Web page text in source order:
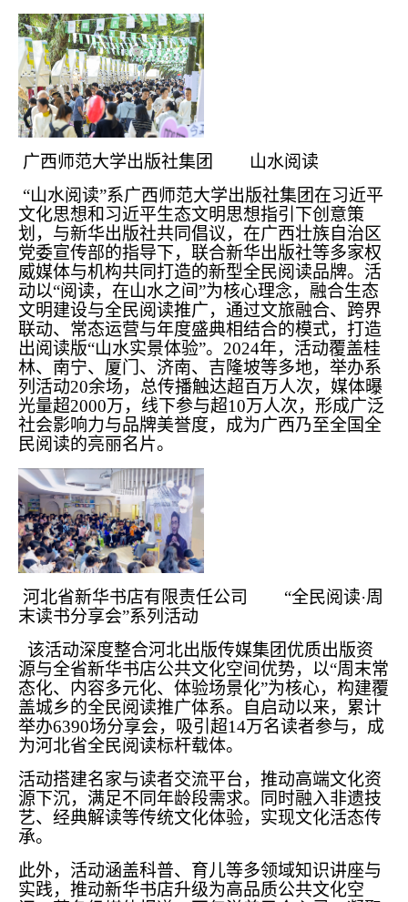
广西师范大学出版社集团 山水阅读
“山水阅读”系广西师范大学出版社集团在习近平
文化思想和习近平生态文明思想指引下创意策
划，与新华出版社共同倡议，在广西壮族自治区
党委宣传部的指导下，联合新华出版社等多家权
威媒体与机构共同打造的新型全民阅读品牌。活
动以“阅读，在山水之间”为核心理念，融合生态
文明建设与全民阅读推广，通过文旅融合、跨界
联动、常态运营与年度盛典相结合的模式，打造
出阅读版“山水实景体验”。2024年，活动覆盖桂
林、南宁、厦门、济南、吉隆坡等多地，举办系
列活动20余场，总传播触达超百万人次，媒体曝
光量超2000万，线下参与超10万人次，形成广泛
社会影响力与品牌美誉度，成为广西乃至全国全
民阅读的亮丽名片。
河北省新华书店有限责任公司 “全民阅读·周
末读书分享会”系列活动
该活动深度整合河北出版传媒集团优质出版资
源与全省新华书店公共文化空间优势，以“周末常
态化、内容多元化、体验场景化”为核心，构建覆
盖城乡的全民阅读推广体系。自启动以来，累计
举办6390场分享会，吸引超14万名读者参与，成
为河北省全民阅读标杆载体。
活动搭建名家与读者交流平台，推动高端文化资
源下沉，满足不同年龄段需求。同时融入非遗技
艺、经典解读等传统文化体验，实现文化活态传
承。
此外，活动涵盖科普、育儿等多领域知识讲座与
实践，推动新华书店升级为高品质公共文化空